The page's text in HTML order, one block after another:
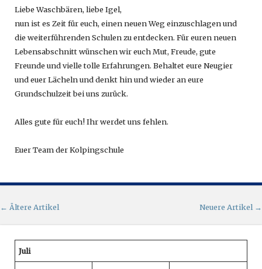
Liebe Waschbären, liebe Igel,
nun ist es Zeit für euch, einen neuen Weg einzuschlagen und
die weiterführenden Schulen zu entdecken. Für euren neuen
Lebensabschnitt wünschen wir euch Mut, Freude, gute
Freunde und vielle tolle Erfahrungen. Behaltet eure Neugier
und euer Lächeln und denkt hin und wieder an eure
Grundschulzeit bei uns zurück.
Alles gute für euch! Ihr werdet uns fehlen.
Euer Team der Kolpingschule
Artikel-Navigation
← Ältere Artikel Neuere Artikel →
Juli